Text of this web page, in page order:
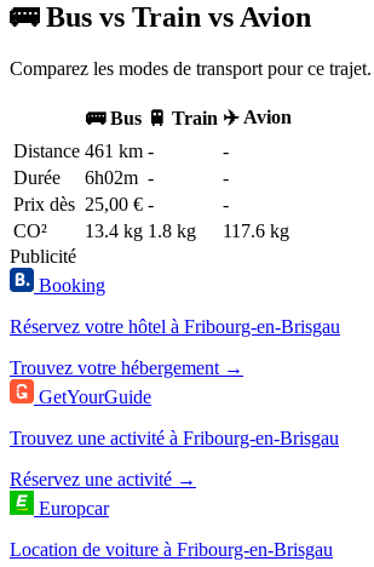
🚌 Bus vs Train vs Avion
Comparez les modes de transport pour ce trajet.
🚌 Bus 🚆 Train ✈️ Avion
Distance 461 km -
-
Durée
6h02m -
-
Prix dès 25,00 € -
-
CO²
13.4 kg 1.8 kg
117.6 kg
Publicité
Booking
Réservez votre hôtel à Fribourg-en-Brisgau
Trouvez votre hébergement →
GetYourGuide
Trouvez une activité à Fribourg-en-Brisgau
Réservez une activité →
Europcar
Location de voiture à Fribourg-en-Brisgau